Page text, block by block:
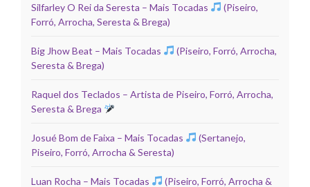
Silfarley O Rei da Seresta – Mais Tocadas
(Piseiro,
Forró, Arrocha, Seresta & Brega)
Big Jhow Beat – Mais Tocadas
(Piseiro, Forró, Arrocha,
Seresta & Brega)
Raquel dos Teclados – Artista de Piseiro, Forró, Arrocha,
Seresta & Brega
Josué Bom de Faixa – Mais Tocadas
(Sertanejo,
Piseiro, Forró, Arrocha & Seresta)
Luan Rocha – Mais Tocadas
(Piseiro, Forró, Arrocha &